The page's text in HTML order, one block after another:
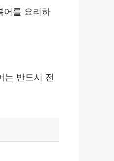
어를 요리하
는 반드시 전